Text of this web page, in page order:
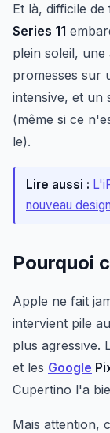
Et là, difficile
Series 11
plein soleil, une
promesses sur
intensive, et un
(même si ce
le).
Lire aussi :
nouveau
Pourquoi
Apple ne fait
intervient pile
plus agressive.
et les Google
Cupertino l'a
Mais attention,